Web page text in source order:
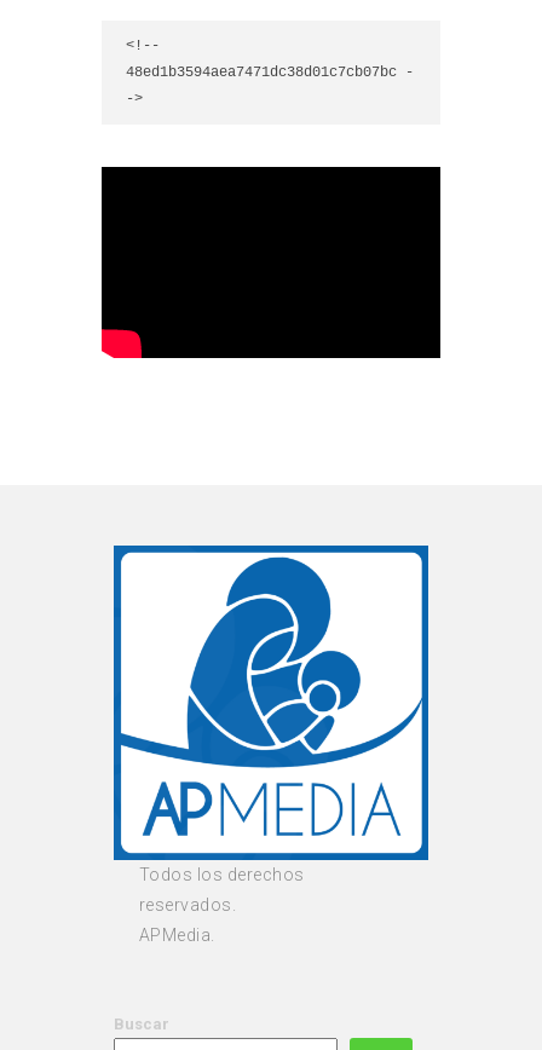
<!--
48ed1b3594aea7471dc38d01c7cb07bc -
->
Todos los derechos
reservados.
APMedia.
Buscar